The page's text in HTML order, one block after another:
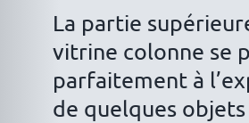
La partie
vitrine colonne se
parfaitement à
de quelques objets